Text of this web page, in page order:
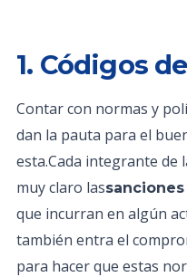
1. Códigos
Contar con normas y
dan la pauta para el
esta.Cada integrante de
muy claro las
que incurran en algún
también entra el
para hacer que estas